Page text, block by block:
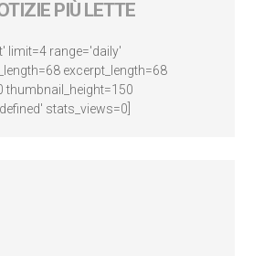
PIÙ LETTE
limit=4 range='daily'
excerpt_length=68
thumbnail_height=150
stats_views=0]